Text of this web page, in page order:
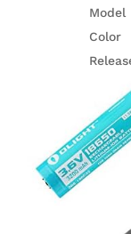
Model
Color